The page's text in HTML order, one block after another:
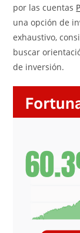
por las cuentas
una opción de
exhaustivo,
buscar
de inversión.